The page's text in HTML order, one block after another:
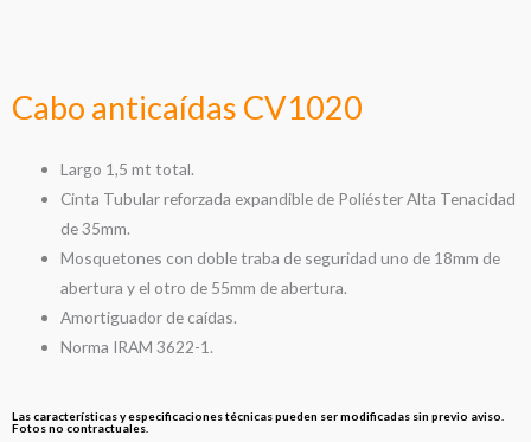
Cabo anticaídas CV1020
Largo 1,5 mt total.
Cinta Tubular reforzada expandible de Poliéster Alta Tenacidad
de 35mm.
Mosquetones con doble traba de seguridad uno de 18mm de
abertura y el otro de 55mm de abertura.
Amortiguador de caídas.
Norma IRAM 3622-1.
Las características y especificaciones técnicas pueden ser modificadas sin previo aviso.
Fotos no contractuales.